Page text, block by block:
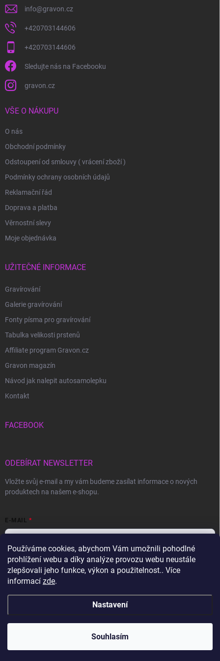
Používáme cookies, abychom Vám umožnili pohodlné
prohlížení webu a díky analýze provozu webu neustále
zlepšovali jeho funkce, výkon a použitelnost.. Více
informací zde.
Nastavení
Souhlasím
info@gravon.cz
+420703144606
+420703144606
Sledujte nás na Facebooku
gravon.cz
VŠE O NÁKUPU
O nás
Obchodní podmínky
Odstoupení od smlouvy ( vrácení zboží )
Podmínky ochrany osobních údajů
Reklamační řád
Doprava a platba
Věrnostní slevy
Moje objednávka
UŽITEČNÉ INFORMACE
Gravírování
Galerie gravírování
Fonty písma pro gravírování
Tabulka velikosti prstenů
Affiliate program Gravon.cz
Gravon magazín
Návod jak nalepit autosamolepku
Kontakt
FACEBOOK
ODEBÍRAT NEWSLETTER
Vložte svůj e-mail a my vám budeme zasílat informace o nových
produktech na našem e-shopu.
E-MAIL
Vložením e-mailu souhlasíte spodmínkami ochrany osobních údajů
Přihlásit se
Gravon.cz . Všechna práva vyhrazena.